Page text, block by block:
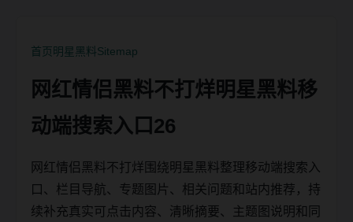
首页明星黑料Sitemap
网红情侣黑料不打烊明星黑料移
动端搜索入口26
网红情侣黑料不打烊围绕明星黑料整理移动端搜索入
口、栏目导航、专题图片、相关问题和站内推荐，持
续补充真实可点击内容、清晰摘要、主题图说明和同